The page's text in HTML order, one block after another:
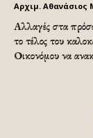
Αρχιμ. Αθανάσιος
Αλλαγές στα
το τέλος του
Οικονόμου να